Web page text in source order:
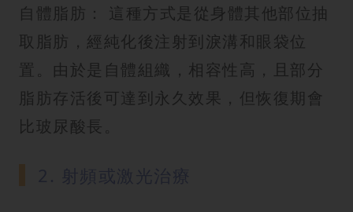
自體脂肪： 這種方式是從身體其他部位抽
取脂肪，經純化後注射到淚溝和眼袋位
置。由於是自體組織，相容性高，且部分
脂肪存活後可達到永久效果，但恢復期會
比玻尿酸長。